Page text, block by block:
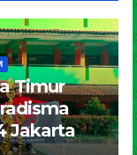
Timur
Jakarta